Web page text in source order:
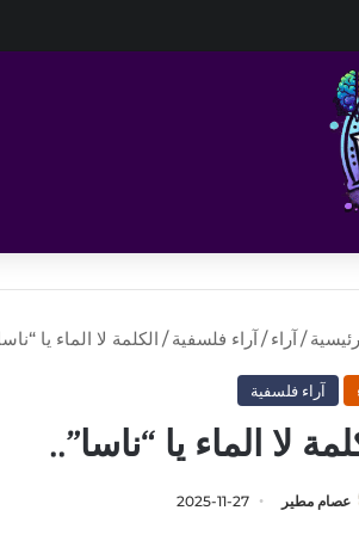
/آراء /آراء فلسفية / الكلمة لا الماء يا
آراء فلسفية
لا الماء يا “ناسا”..
عصام مطير 2025-11-27